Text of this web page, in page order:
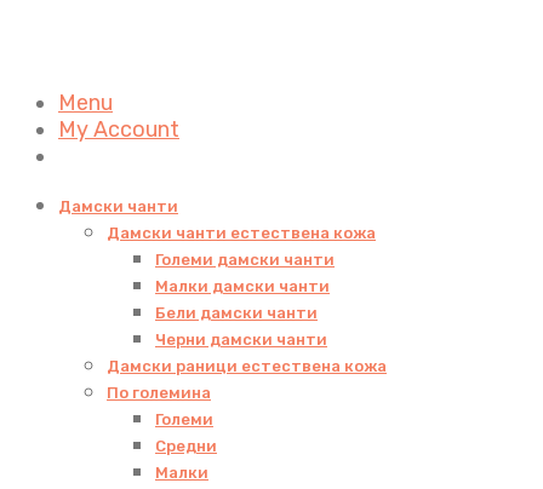
Menu
My Account
Дамски чанти
Дамски чанти естествена кожа
Големи дамски чанти
Малки дамски чанти
Бели дамски чанти
Черни дамски чанти
Дамски раници естествена кожа
По големина
Големи
Средни
Малки